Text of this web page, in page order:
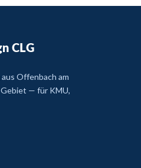
CLG
Offenbach am
Gebiet — für KMU,